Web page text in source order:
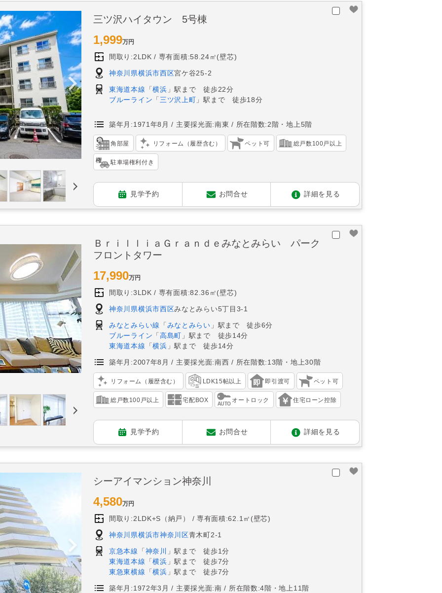
三ツ沢ハイタウン 5号棟
1,999万円
間取り:2LDK 専有面積:58.24㎡(壁芯)
神奈川県横浜市西区宮ケ谷25-2
東海道本線 「横浜 」駅まで 徒歩22分
ブルーライン 「 三ツ沢上町 」駅まで 徒歩18分
築年月:1971年8月 主要採光面:南東 所在階数:2階・地上5階
角部屋 リフォーム（履歴含む） ペット可 総戸数100戸以上
駐車場権利付き
見学予約 お問合せ 詳細を見る
ＢｒｉｌｌｉａＧｒａｎｄｅみなとみらい パーク
フロントタワー
17,990万円
間取り:3LDK 専有面積:82.36㎡(壁芯)
神奈川県横浜市西区みなとみらい5丁目3-1
みなとみらい線 「 みなとみらい 」駅まで 徒歩6分
ブルーライン 「 高島町 」駅まで 徒歩14分
東海道本線 「横浜 」駅まで 徒歩14分
築年月:2007年8月 主要採光面:南西 所在階数:13階・地上30階
リフォーム（履歴含む） LDK15帖以上 即引渡可 ペット可
総戸数100戸以上 宅配BOX オートロック 住宅ローン控除
見学予約 お問合せ 詳細を見る
シーアイマンション神奈川
4,580万円
間取り:2LDK+S（納戸） 専有面積:62.1㎡(壁芯)
神奈川県横浜市神奈川区青木町2-1
京急本線 「 神奈川
」駅まで 徒歩1分
東海道本線 「横浜 」駅まで 徒歩7分
東急東横線 「横浜 」駅まで 徒歩7分
築年月:1972年3月 主要採光面:南 所在階数:4階・地上11階